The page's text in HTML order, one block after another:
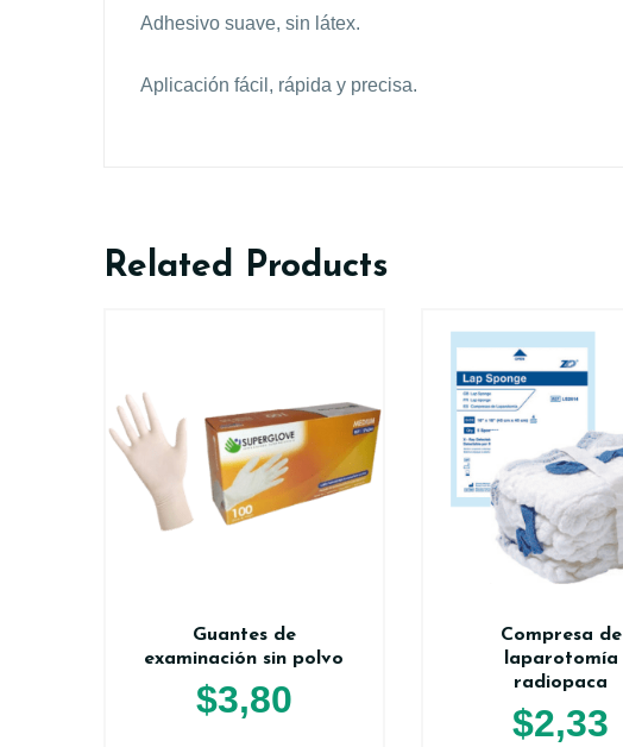
Adhesivo suave, sin látex.
Aplicación fácil, rápida y precisa.
Related Products
Guantes de
examinación sin polvo
$3,80
Compresa de
laparotomía
radiopaca
$2,33